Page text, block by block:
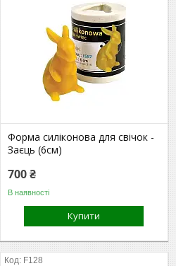
Форма силіконова для свічок -
Заєць (6см)
700 ₴
В наявності
Купити
F128